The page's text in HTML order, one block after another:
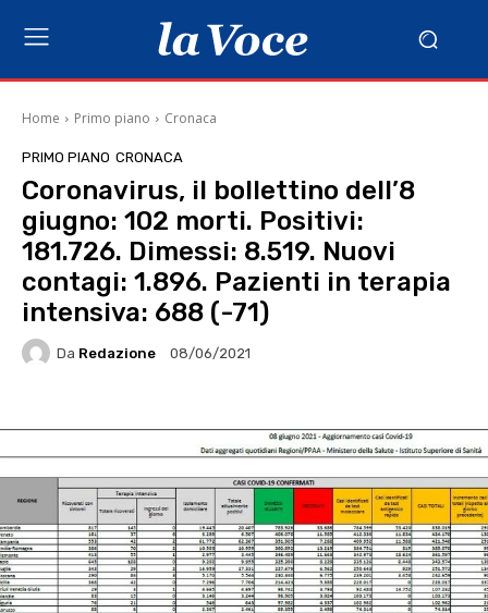
Home Primo piano Cronaca
PRIMO PIANO CRONACA
Coronavirus, il bollettino dell’8
giugno: 102 morti. Positivi:
181.726. Dimessi: 8.519. Nuovi
contagi: 1.896. Pazienti in terapia
intensiva: 688 (-71)
Da Redazione 08/06/2021